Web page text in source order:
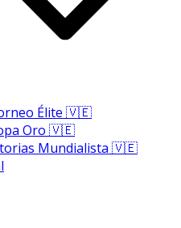
Élite 🇻🇪
Oro 🇻🇪
Mundialista 🇻🇪